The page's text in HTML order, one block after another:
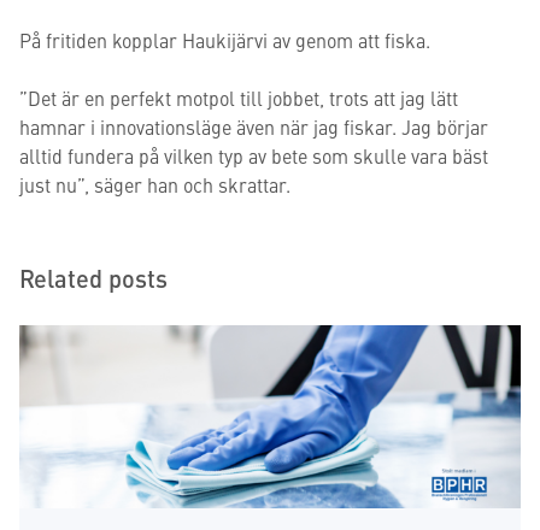
På fritiden kopplar Haukijärvi av genom att fiska.
”Det är en perfekt motpol till jobbet, trots att jag lätt
hamnar i innovationsläge även när jag fiskar. Jag börjar
alltid fundera på vilken typ av bete som skulle vara bäst
just nu”, säger han och skrattar.
Related posts